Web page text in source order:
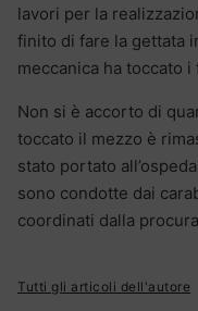
lavori per la
finito di fare la gettata
meccanica ha toccato i
Non si è accorto di
toccato il mezzo è
stato portato
sono condotte dai
coordinati dalla
Tutti gli articoli dell'autore